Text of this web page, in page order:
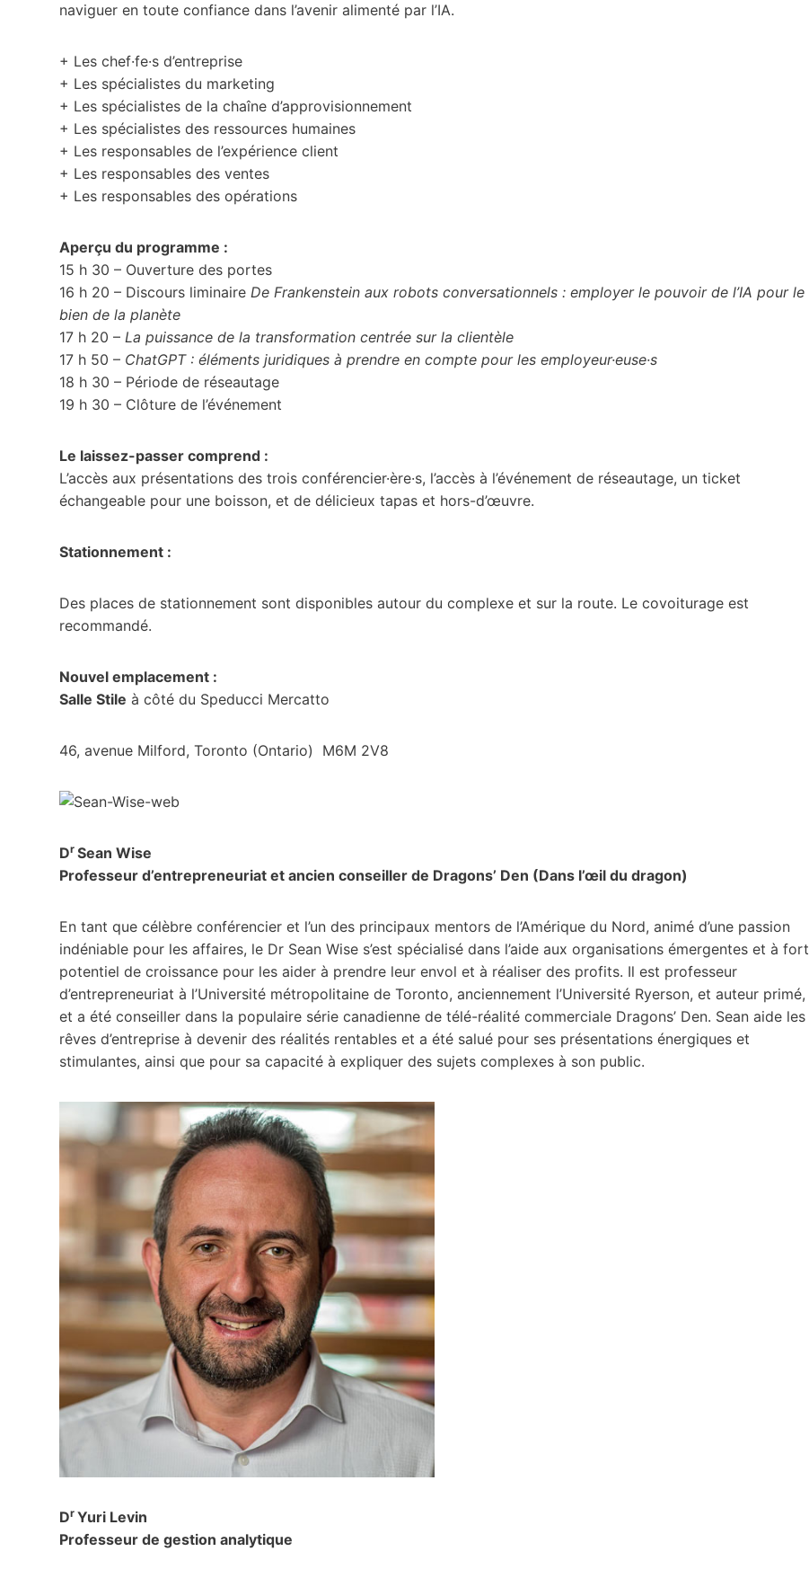
naviguer en toute confiance dans l’avenir alimenté par l’IA.
+ Les chef·fe·s d’entreprise
+ Les spécialistes du marketing
+ Les spécialistes de la chaîne d’approvisionnement
+ Les spécialistes des ressources humaines
+ Les responsables de l’expérience client
+ Les responsables des ventes
+ Les responsables des opérations
Aperçu du programme :
15 h 30 – Ouverture des portes
16 h 20 – Discours liminaire De Frankenstein aux robots conversationnels : employer le pouvoir de l’IA pour le
bien de la planète
17 h 20 – La puissance de la transformation centrée sur la clientèle
17 h 50 – ChatGPT : éléments juridiques à prendre en compte pour les employeur·euse·s
18 h 30 – Période de réseautage
19 h 30 – Clôture de l’événement
Le laissez-passer comprend :
L’accès aux présentations des trois conférencier·ère·s, l’accès à l’événement de réseautage, un ticket
échangeable pour une boisson, et de délicieux tapas et hors-d’œuvre.
Stationnement :
Des places de stationnement sont disponibles autour du complexe et sur la route. Le covoiturage est
recommandé.
Nouvel emplacement :
Salle Stile à côté du Speducci Mercatto
46, avenue Milford, Toronto (Ontario) M6M 2V8
Dr Sean Wise
Professeur d’entrepreneuriat et ancien conseiller de Dragons’ Den (Dans l’œil du dragon)
En tant que célèbre conférencier et l’un des principaux mentors de l’Amérique du Nord, animé d’une passion
indéniable pour les affaires, le Dr Sean Wise s’est spécialisé dans l’aide aux organisations émergentes et à fort
potentiel de croissance pour les aider à prendre leur envol et à réaliser des profits. Il est professeur
d’entrepreneuriat à l’Université métropolitaine de Toronto, anciennement l’Université Ryerson, et auteur primé,
et a été conseiller dans la populaire série canadienne de télé-réalité commerciale Dragons’ Den. Sean aide les
rêves d’entreprise à devenir des réalités rentables et a été salué pour ses présentations énergiques et
stimulantes, ainsi que pour sa capacité à expliquer des sujets complexes à son public.
Dr Yuri Levin
Professeur de gestion analytique